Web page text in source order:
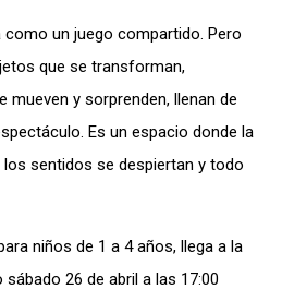
como un juego compartido. Pero
que se transforman,
mueven y sorprenden, llenan de
Es un espacio donde la
sentidos se despiertan y todo
niños de 1 a 4 años, llega a la
26 de abril a las 17:00